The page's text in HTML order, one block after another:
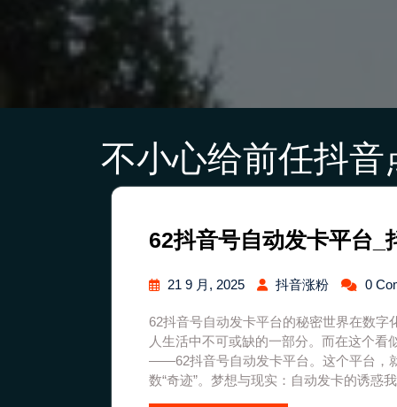
不小心给前任抖音
62抖音号自动发卡平台_
21 9 月, 2025 抖音涨粉 0
62抖音号自动发卡平台的秘密世界在数
人生活中不可或缺的一部分。而在这个
——62抖音号自动发卡平台。这个平台，
数“奇迹”。梦想与现实：自动发卡的诱惑